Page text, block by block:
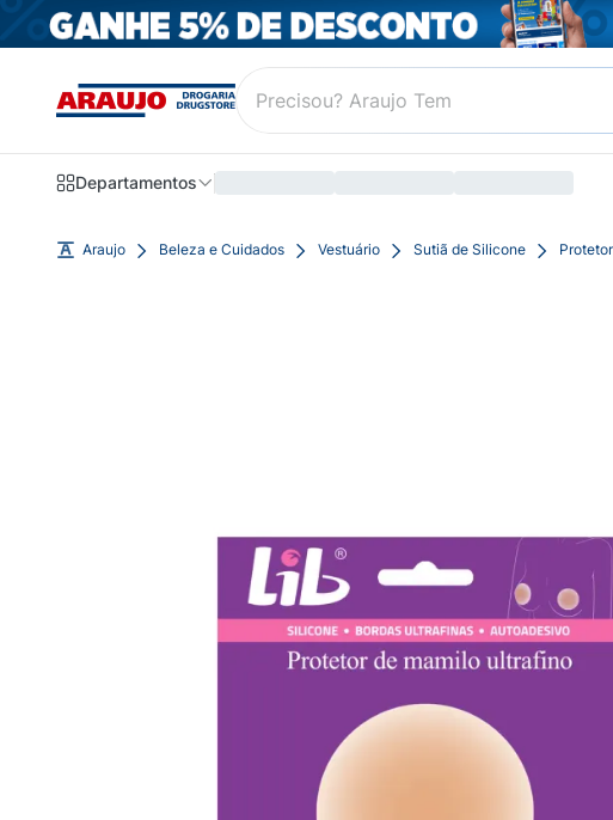
Departamentos
Araujo Beleza e Cuidados Vestuário Sutiã de Silicone